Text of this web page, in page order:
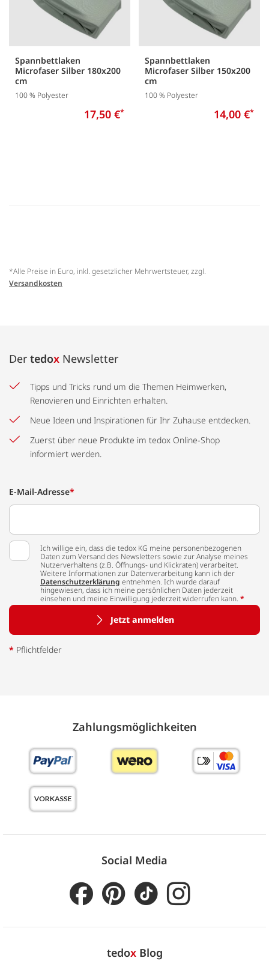
Spannbettlaken
Microfaser Silber 180x200
cm
100 % Polyester
17,50 €*
Spannbettlaken
Microfaser Silber 150x200
cm
100 % Polyester
14,00 €*
*Alle Preise in Euro, inkl. gesetzlicher Mehrwertsteuer, zzgl.
Versandkosten
Der tedox Newsletter
Tipps und Tricks rund um die Themen Heimwerken,
Renovieren und Einrichten erhalten.
Neue Ideen und Inspirationen für Ihr Zuhause entdecken.
Zuerst über neue Produkte im tedox Online-Shop
informiert werden.
E-Mail-Adresse*
Ich willige ein, dass die tedox KG meine personenbezogenen
Daten zum Versand des Newsletters sowie zur Analyse meines
Nutzerverhaltens (z.B. Öffnungs- und Klickraten) verarbeitet.
Weitere Informationen zur Datenverarbeitung kann ich der
Datenschutzerklärung entnehmen. Ich wurde darauf
hingewiesen, dass ich meine persönlichen Daten jederzeit
einsehen und meine Einwilligung jederzeit widerrufen kann. *
Jetzt anmelden
* Pflichtfelder
Zahlungs­möglich­keiten
Social Media
tedoxBlog